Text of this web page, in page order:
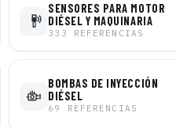
SENSORES PARA MOTOR
DIÉSEL Y MAQUINARIA
333 REFERENCIAS
BOMBAS DE INYECCIÓN
DIÉSEL
69 REFERENCIAS